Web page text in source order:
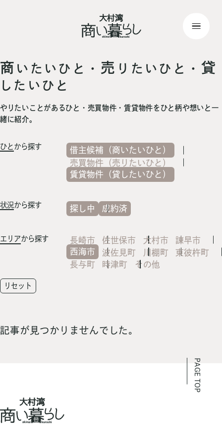
商 いたいひと・ 売 りたいひと・貸
したいひと
やりたいことがあるひと・売買物件・賃貸物件をひと柄や想いと一
緒に紹介。
ひと から探す
借主候補（商いたいひと）
売買物件（売りたいひと）
賃貸物件（貸したいひと）
状況から探す 探し中 成約済
エリアから探す 長崎市 佐世保市 大村市
諫早市
西海市
波佐見町 川棚町
東彼杵町
長与町
時津町 その他
リセット
記事が見つかりませんでした。
PAGE TOP